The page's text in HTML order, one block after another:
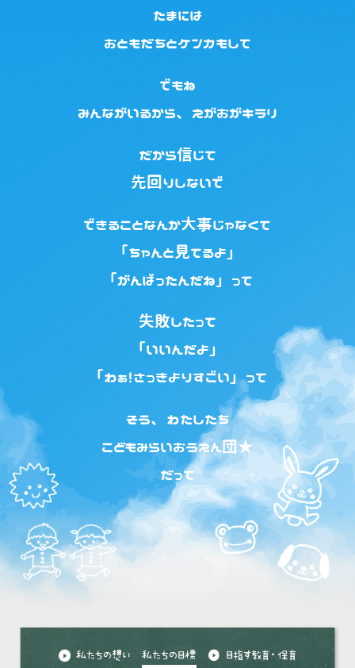
たまには
おともだちとケンカもして
でもね
みんながいるから、えがおがキラリ
だから信じて
先回りしないで
できることなんか大事じゃなくて
「ちゃんと見てるよ」
「がんばったんだね」って
失敗したって
「いいんだよ」
「わぁ！さっきよりすごい」って
そう、わたしたち
こどもみらいおうえん団★
だって
私たちの想い 私たちの目標 目指す教育・保育